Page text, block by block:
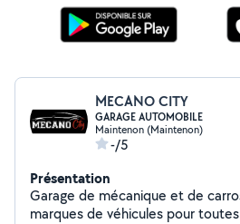
MECANO CITY
GARAGE AUTOMOBILE
Maintenon (Maintenon)
-/5
Présentation
Garage de mécanique et de
marques de véhicules pour